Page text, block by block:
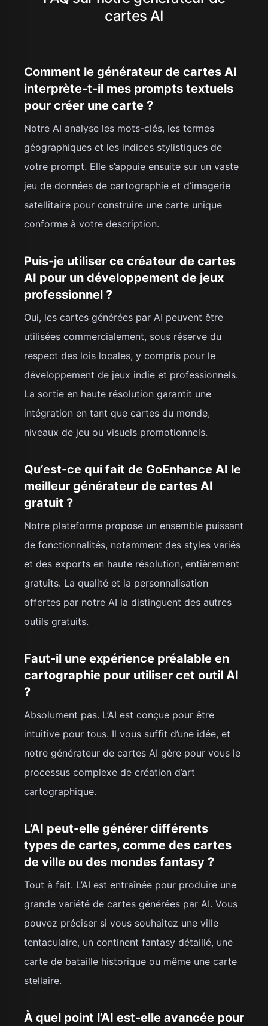
cartes AI
Comment le générateur de cartes AI
interprète-t-il mes prompts textuels
pour créer une carte ?
Notre AI analyse les mots-clés, les termes
géographiques et les indices stylistiques de
votre prompt. Elle s’appuie ensuite sur un vaste
jeu de données de cartographie et d’imagerie
satellitaire pour construire une carte unique
conforme à votre description.
Puis-je utiliser ce créateur de cartes
AI pour un développement de jeux
professionnel ?
Oui, les cartes générées par AI peuvent être
utilisées commercialement, sous réserve du
respect des lois locales, y compris pour le
développement de jeux indie et professionnels.
La sortie en haute résolution garantit une
intégration en tant que cartes du monde,
niveaux de jeu ou visuels promotionnels.
Qu’est-ce qui fait de GoEnhance AI le
meilleur générateur de cartes AI
gratuit ?
Notre plateforme propose un ensemble puissant
de fonctionnalités, notamment des styles variés
et des exports en haute résolution, entièrement
gratuits. La qualité et la personnalisation
offertes par notre AI la distinguent des autres
outils gratuits.
Faut-il une expérience préalable en
cartographie pour utiliser cet outil AI
?
Absolument pas. L’AI est conçue pour être
intuitive pour tous. Il vous suffit d’une idée, et
notre générateur de cartes AI gère pour vous le
processus complexe de création d’art
cartographique.
L’AI peut-elle générer différents
types de cartes, comme des cartes
de ville ou des mondes fantasy ?
Tout à fait. L’AI est entraînée pour produire une
grande variété de cartes générées par AI. Vous
pouvez préciser si vous souhaitez une ville
tentaculaire, un continent fantasy détaillé, une
carte de bataille historique ou même une carte
stellaire.
À quel point l’AI est-elle avancée pour